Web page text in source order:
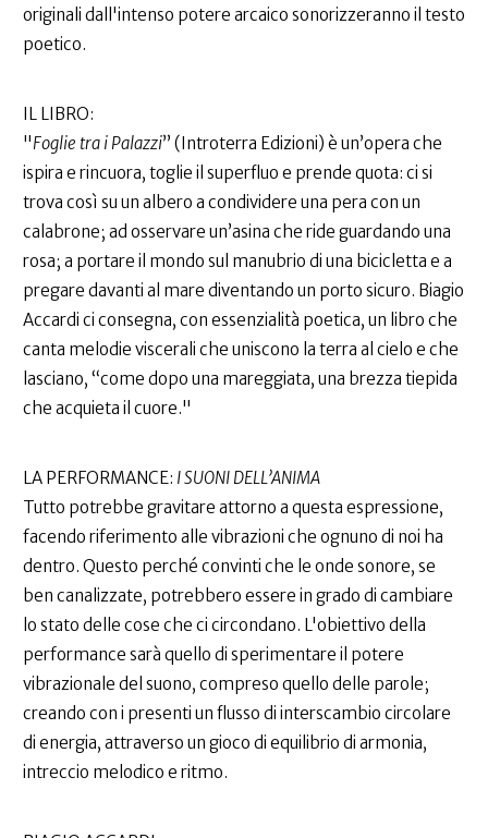
originali dall'intenso potere arcaico sonorizzeranno il testo
poetico.
IL LIBRO:
"Foglie tra i Palazzi” (Introterra Edizioni) è un’opera che
ispira e rincuora, toglie il superfluo e prende quota: ci si
trova così su un albero a condividere una pera con un
calabrone; ad osservare un’asina che ride guardando una
rosa; a portare il mondo sul manubrio di una bicicletta e a
pregare davanti al mare diventando un porto sicuro. Biagio
Accardi ci consegna, con essenzialità poetica, un libro che
canta melodie viscerali che uniscono la terra al cielo e che
lasciano, “come dopo una mareggiata, una brezza tiepida
che acquieta il cuore."
LA PERFORMANCE: I SUONI DELL’ANIMA
Tutto potrebbe gravitare attorno a questa espressione,
facendo riferimento alle vibrazioni che ognuno di noi ha
dentro. Questo perché convinti che le onde sonore, se
ben canalizzate, potrebbero essere in grado di cambiare
lo stato delle cose che ci circondano. L'obiettivo della
performance sarà quello di sperimentare il potere
vibrazionale del suono, compreso quello delle parole;
creando con i presenti un flusso di interscambio circolare
di energia, attraverso un gioco di equilibrio di armonia,
intreccio melodico e ritmo.